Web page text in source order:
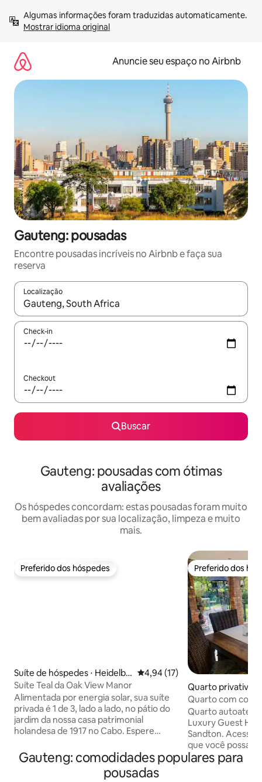
para
Mostrar idioma original
Anuncie seu espaço no Airbnb
Gauteng: pousadas
Encontre pousadas incríveis no Airbnb e faça sua
reserva
Localização
Quando os resultados estiverem disponíveis, explore-os
Check-in
Checkout
Buscar
Gauteng: pousadas com ótimas
avaliações
Os hóspedes concordam: estas pousadas foram muito
bem avaliadas por sua localização, limpeza e muito
mais.
Preferido dos hóspedes
Preferido dos hóspedes
Suíte de hóspedes ⋅ Heidelbe
rg - GP
4,94 de uma avaliação média
4,94 (17)
Suíte Teal da Oak View Manor
Alimentada por energia solar, sua suíte
privada é 1 de 3, lado a lado, no pátio do
jardim da nossa casa patrimonial
holandesa de 1917 no Cabo. Espere
colchão e roupa de cama de qualidade
(todas as suítes), cortinas bloqueadas,
um chuveiro privativo, Netflix, Wi-Fi
Preferido dos
Preferido dos
Quarto privativo ⋅
Quarto com
Franschoek
Quarto
Luxury Guest
Sandton. Acesso
que você possa ir
suítes com
com DSTV.
Gauteng: comodidades populares para
pousadas